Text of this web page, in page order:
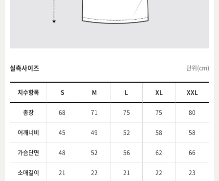
실측사이즈 단위(cm)
치수항목 S M L XL XXL
총장 68 71 75 75 80
어깨너비 45 49 52 58 58
가슴단면 48 52 56 62 66
소매길이 21 22 21 22 23